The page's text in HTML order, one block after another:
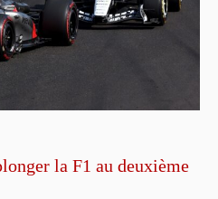
la F1 au deuxième